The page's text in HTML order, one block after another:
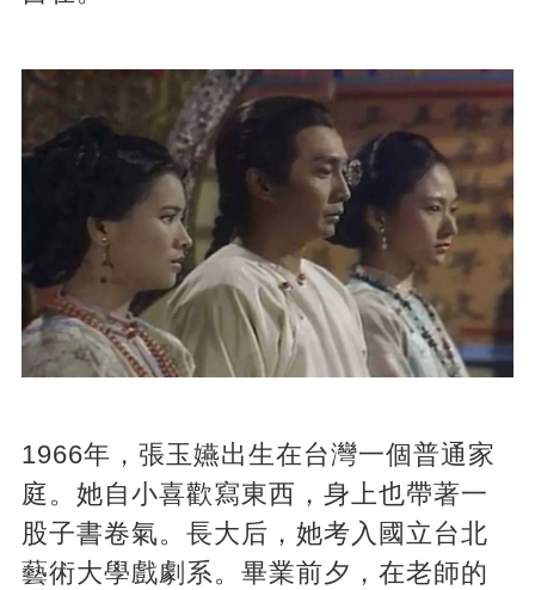
1966年，張玉嬿出生在台灣一個普通家
庭。她自小喜歡寫東西，身上也帶著一
股子書卷氣。長大后，她考入國立台北
藝術大學戲劇系。畢業前夕，在老師的